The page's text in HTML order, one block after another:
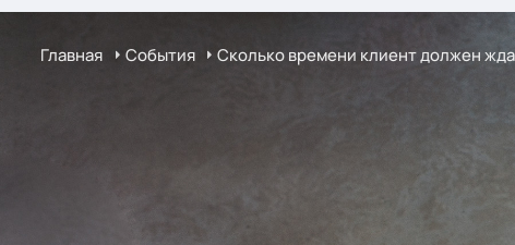
Главная События Сколько времени клиент должен